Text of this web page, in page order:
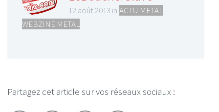
12 août 2013 in ACTU METAL
WEBZINE METAL
Partagez cet article sur vos réseaux sociaux :